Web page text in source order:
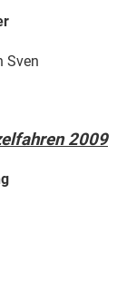
Sven
2009